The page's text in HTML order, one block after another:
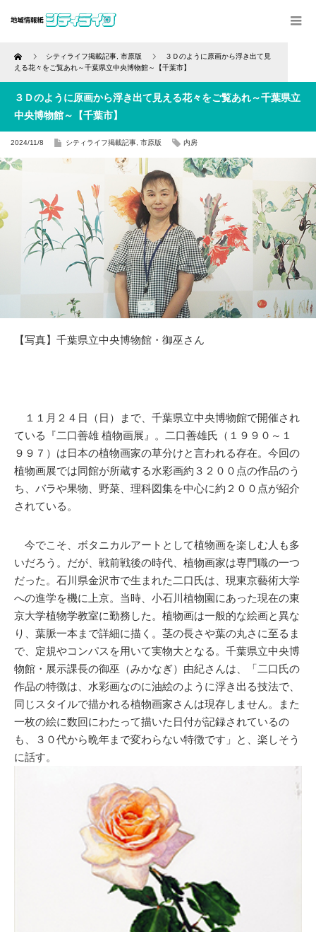
Home シティライフ掲載記事 市原版
３Ｄのように原画から浮き出て見
える花々をご覧あれ～千葉県立中央博物館～【千葉市】
３Ｄのように原画から浮き出て見える花々をご覧あれ～千葉県立
中央博物館～【千葉市】
2024/11/8 シティライフ掲載記事 市原版 内房
【写真】千葉県立中央博物館・御巫さん
１１月２４日（日）まで、千葉県立中央博物館で開催され
ている『二口善雄 植物画展』。二口善雄氏（１９９０～１
９９７）は日本の植物画家の草分けと言われる存在。今回の
植物画展では同館が所蔵する水彩画約３２００点の作品のう
ち、バラや果物、野菜、理科図集を中心に約２００点が紹介
されている。
今でこそ、ボタニカルアートとして植物画を楽しむ人も多
いだろう。だが、戦前戦後の時代、植物画家は専門職の一つ
だった。石川県金沢市で生まれた二口氏は、現東京藝術大学
への進学を機に上京。当時、小石川植物園にあった現在の東
京大学植物学教室に勤務した。植物画は一般的な絵画と異な
り、葉脈一本まで詳細に描く。茎の長さや葉の丸さに至るま
で、定規やコンパスを用いて実物大となる。千葉県立中央博
物館・展示課長の御巫（みかなぎ）由紀さんは、「二口氏の
作品の特徴は、水彩画なのに油絵のように浮き出る技法で、
同じスタイルで描かれる植物画家さんは現存しません。また
一枚の絵に数回にわたって描いた日付が記録されているの
も、３０代から晩年まで変わらない特徴です」と、楽しそう
に話す。